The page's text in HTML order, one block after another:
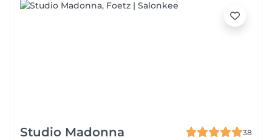
Studio Madonna
38